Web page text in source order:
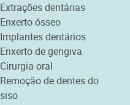
Extrações dentárias
Enxerto ósseo
Implantes dentários
Enxerto de gengiva
Cirurgia oral
Remoção de dentes do
siso